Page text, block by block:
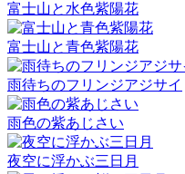
富士山と水色紫陽花
富士山と青色紫陽花
雨待ちのフリンジアジサイ
雨色の紫あじさい
夜空に浮かぶ三日月